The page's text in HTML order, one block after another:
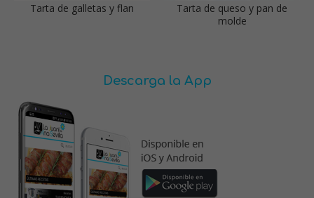
Tarta de galletas y flan
Tarta de queso y pan de
molde
Descarga la App